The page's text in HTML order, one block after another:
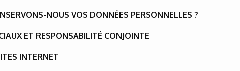
NOUS VOS DONNÉES PERSONNELLES ?
ET RESPONSABILITÉ CONJOINTE
INTERNET